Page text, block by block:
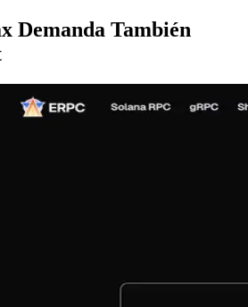
Demanda También